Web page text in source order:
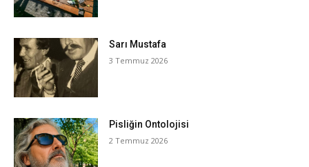
Sarı Mustafa
3 Temmuz 2026
Pisliğin Ontolojisi
2 Temmuz 2026